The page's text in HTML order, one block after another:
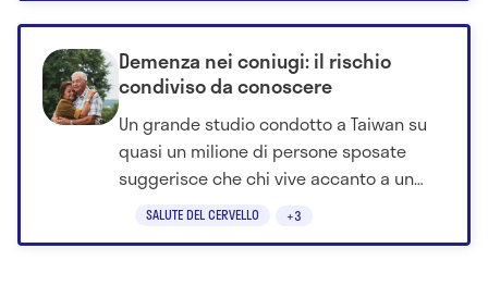
SALUTE DEL CERVELLO +3
Demenza nei coniugi: il rischio
condiviso da conoscere
Un grande studio condotto a Taiwan su
quasi un milione di persone sposate
suggerisce che chi vive accanto a un
partner con demenza possa avere, negli
anni successivi, un rischio più alto di